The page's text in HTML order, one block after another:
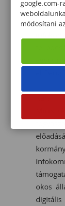
el
okos
google.com-
módosítani